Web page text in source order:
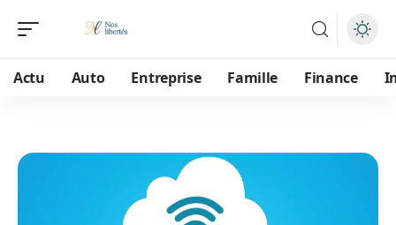
Actu Auto Entreprise Famille Finance